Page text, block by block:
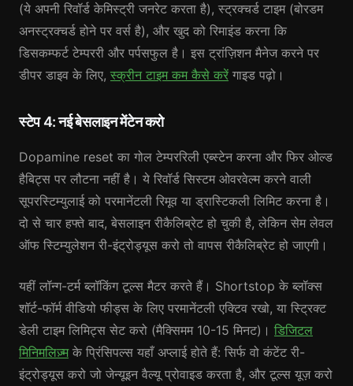
(ये अपनी रिवॉर्ड केमिस्ट्री जनरेट करता है), स्ट्रक्चर्ड टाइम (बोरडम
अनस्ट्रक्चर्ड होने पर वर्स है), और खुद को रिमाइंड करना कि
डिसकम्फर्ट टेम्पररी और पर्पसफुल है। इस ट्रांज़िशन मैनेज करने पर
डीपर डाइव के लिए, स्क्रीन टाइम कम कैसे करें गाइड पढ़ो।
स्टेप 4: नई बेसलाइन मेंटेन करो
Dopamine reset का गोल टेम्पररिली एब्स्टेन करना और फिर ओल्ड
हैबिट्स पर लौटना नहीं है। ये रिवॉर्ड सिस्टम ओवरवेल्म करने वाली
सूपरस्टिम्युलाई को परमानेंटली रिमूव या ड्रास्टिकली लिमिट करना है।
दो से चार हफ्ते बाद, बेसलाइन रीकैलिब्रेट हो चुकी है, लेकिन सेम लेवल
ऑफ स्टिम्युलेशन री-इंट्रोड्यूस करो तो वापस रीकैलिब्रेट हो जाएगी।
यहीं लॉन्ग-टर्म ब्लॉकिंग टूल्स मैटर करते हैं। Shortstop के ब्लॉक्स
शॉर्ट-फॉर्म वीडियो फीड्स के लिए परमानेंटली एक्टिव रखो, या स्ट्रिक्ट
डेली टाइम लिमिट्स सेट करो (मैक्सिमम 10-15 मिनट)। डिजिटल
मिनिमलिज़्मके प्रिंसिपल्स यहाँ अप्लाई होते हैं: सिर्फ वो कंटेंट री-
इंट्रोड्यूस करो जो जेन्यूइन वैल्यू प्रोवाइड करता है, और टूल्स यूज़ करो